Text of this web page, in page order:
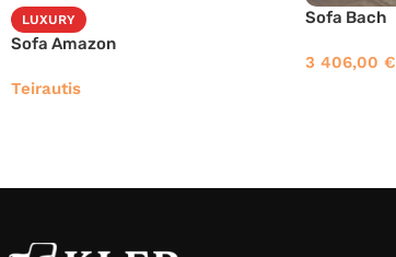
LUXURY
Sofa Amazon
Teirautis
Sofa Bach
3 406,00 €